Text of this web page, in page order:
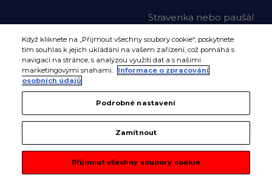
Stravenka nebo paušál
Když kliknete na „Přijmout všechny soubory cookie“, poskytnete
tím souhlas k jejich ukládání na vašem zařízení, což pomáhá s
navigací na stránce, s analýzou využití dat a s našimi
marketingovými snahami.
Informace o zpracování
osobních údajů
Podrobné nastavení
Zamítnout
Přijmout všechny soubory cookie